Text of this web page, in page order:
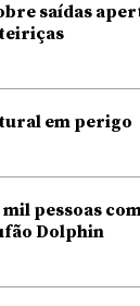
saídas
em perigo
pessoas
Dolphin